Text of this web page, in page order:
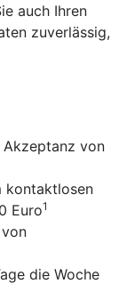
auch Ihren
zuverlässig,
von
kontaktlosen
Euro1
die Woche